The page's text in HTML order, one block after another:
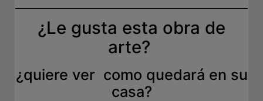
¿Le gusta esta obra de
arte?
¿quiere ver como quedará en su
casa?